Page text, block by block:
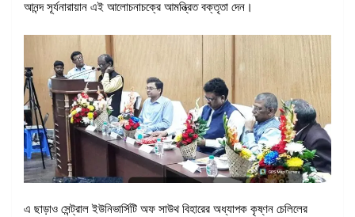
আনন্দ সূর্যনারায়ান এই আলোচনাচক্রে আমন্ত্রিত বক্তৃতা দেন।
এ ছাড়াও সেন্ট্রাল ইউনিভার্সিটি অফ সাউথ বিহারের অধ্যাপক কৃষ্ণন চেলিলের